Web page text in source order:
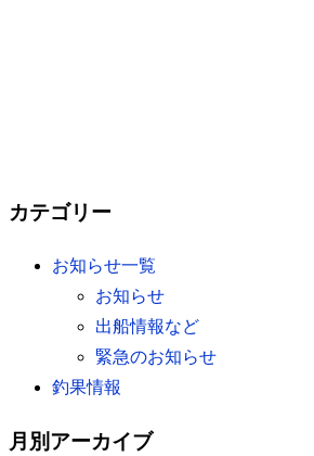
カテゴリー
お知らせ一覧
お知らせ
出船情報など
緊急のお知らせ
釣果情報
月別アーカイブ